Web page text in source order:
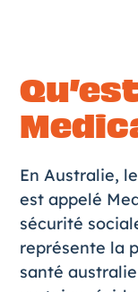
En Australie,
est appelé
sécurité
représente la
santé